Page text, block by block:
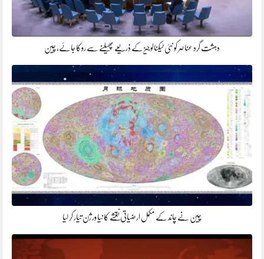
دہشت گرد عناصر کو نئی ٹیکنالوجیز کے ذریعے پھیلنے سے روکا جائے، چین
چین نے چاند کے مکمل ارضیاتی نقشے کا نیا ورژن تیار کر لیا